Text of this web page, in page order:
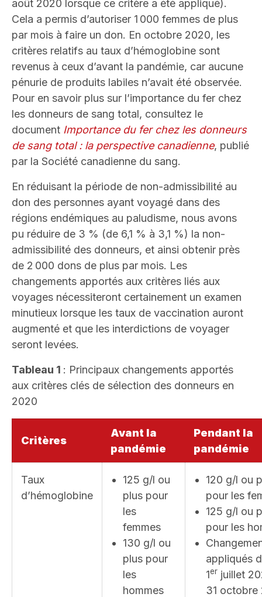
août 2020 lorsque ce critère a été appliqué).
Cela a permis d’autoriser 1 000 femmes de plus
par mois à faire un don. En octobre 2020, les
critères relatifs au taux d’hémoglobine sont
revenus à ceux d’avant la pandémie, car aucune
pénurie de produits labiles n’avait été observée.
Pour en savoir plus sur l’importance du fer chez
les donneurs de sang total, consultez le
document Importance du fer chez les donneurs
de sang total : la perspective canadienne, publié
par la Société canadienne du sang.
En réduisant la période de non-admissibilité au
don des personnes ayant voyagé dans des
régions endémiques au paludisme, nous avons
pu réduire de 3 % (de 6,1 % à 3,1 %) la non-
admissibilité des donneurs, et ainsi obtenir près
de 2 000 dons de plus par mois. Les
changements apportés aux critères liés aux
voyages nécessiteront certainement un examen
minutieux lorsque les taux de vaccination auront
augmenté et que les interdictions de voyager
seront levées.
Tableau 1 : Principaux changements apportés
aux critères clés de sélection des donneurs en
2020
Critères
Avant la
pandémie
Pendant la
pandémie
Taux
d’hémoglobine
125 g/l ou
plus pour
les
femmes
130 g/l ou
plus pour
les
hommes
120 g/l ou
pour les
125 g/l ou
pour les
appliqués
1er juillet
31